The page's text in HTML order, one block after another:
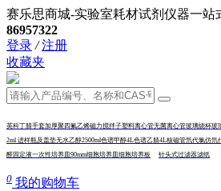
赛乐思商城-实验室耗材试剂仪器一站
86957322
登录 / 注册
收藏夹
英科丁腈手套加厚聚四氟乙烯磁力搅拌子塑料离心管无菌离心管玻璃烧杯玻
2ml 进样瓶及盖垫无水乙醇2500ml色谱甲醇4L色谱乙腈4L核磁管氘代氯仿氘
醛固定液一次性培养皿90mm细胞培养皿 细胞培养板 针头式过滤器滤纸
0 我的购物车